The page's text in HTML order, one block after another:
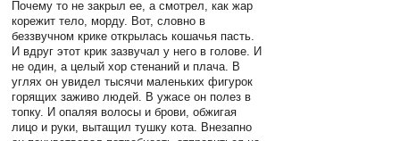
Почему то не закрыл ее, а смотрел, как жар
корежит тело, морду. Вот, словно в
беззвучном крике открылась кошачья пасть.
И вдруг этот крик зазвучал у него в голове. И
не один, а целый хор стенаний и плача. В
углях он увидел тысячи маленьких фигурок
горящих заживо людей. В ужасе он полез в
топку. И опаляя волосы и брови, обжигая
лицо и руки, вытащил тушку кота. Внезапно